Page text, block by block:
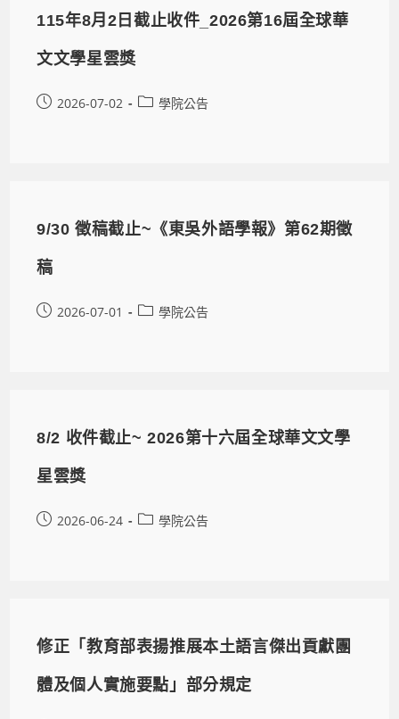
115年8月2日截止收件_2026第16屆全球華
文文學星雲獎
2026-07-02 學院公告
9/30 徵稿截止~《東吳外語學報》第62期徵
稿
2026-07-01 學院公告
8/2 收件截止~ 2026第十六屆全球華文文學
星雲獎
2026-06-24 學院公告
修正「教育部表揚推展本土語言傑出貢獻團
體及個人實施要點」部分規定